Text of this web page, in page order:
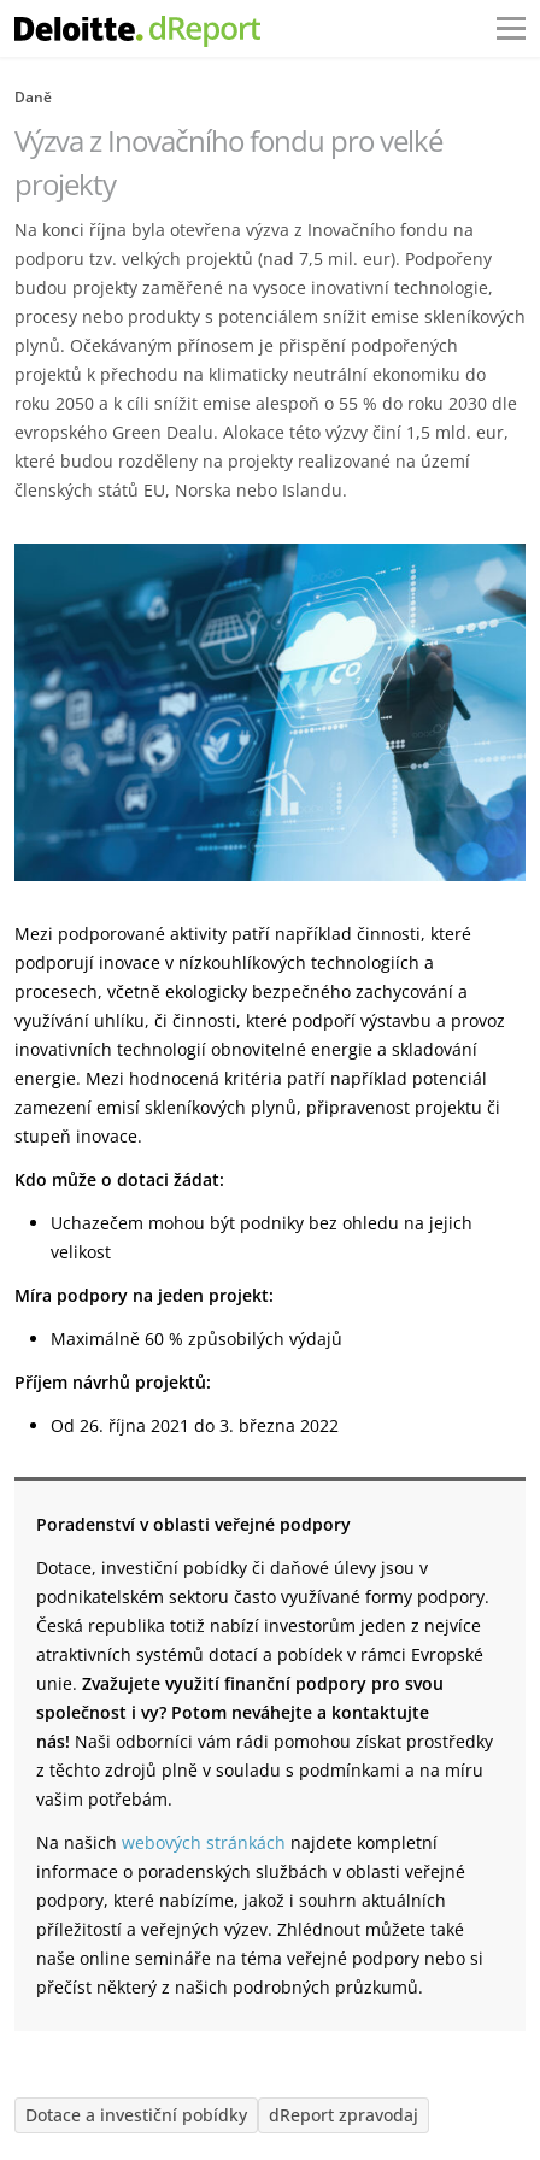
Daně
Výzva z Inovačního fondu pro velké
projekty
Na konci října byla otevřena výzva z Inovačního fondu na
podporu tzv. velkých projektů (nad 7,5 mil. eur). Podpořeny
budou projekty zaměřené na vysoce inovativní technologie,
procesy nebo produkty s potenciálem snížit emise skleníkových
plynů. Očekávaným přínosem je přispění podpořených
projektů k přechodu na klimaticky neutrální ekonomiku do
roku 2050 a k cíli snížit emise alespoň o 55 % do roku 2030 dle
evropského Green Dealu. Alokace této výzvy činí 1,5 mld. eur,
které budou rozděleny na projekty realizované na území
členských států EU, Norska nebo Islandu.
Mezi podporované aktivity patří například činnosti, které
podporují inovace v nízkouhlíkových technologiích a
procesech, včetně ekologicky bezpečného zachycování a
využívání uhlíku, či činnosti, které podpoří výstavbu a provoz
inovativních technologií obnovitelné energie a skladování
energie. Mezi hodnocená kritéria patří například potenciál
zamezení emisí skleníkových plynů, připravenost projektu či
stupeň inovace.
Kdo může o dotaci žádat:
Uchazečem mohou být podniky bez ohledu na jejich
velikost
Míra podpory na jeden projekt:
Maximálně 60 % způsobilých výdajů
Příjem návrhů projektů:
Od 26. října 2021 do 3. března 2022
Poradenství v oblasti veřejné podpory
Dotace, investiční pobídky či daňové úlevy jsou v
podnikatelském sektoru často využívané formy podpory.
Česká republika totiž nabízí investorům jeden z nejvíce
atraktivních systémů dotací a pobídek v rámci Evropské
unie. Zvažujete využití finanční podpory pro svou
společnost i vy? Potom neváhejte a kontaktujte
nás! Naši odborníci vám rádi pomohou získat prostředky
z těchto zdrojů plně v souladu s podmínkami a na míru
vašim potřebám.
Na našich webových stránkách najdete kompletní
informace o poradenských službách v oblasti veřejné
podpory, které nabízíme, jakož i souhrn aktuálních
příležitostí a veřejných výzev. Zhlédnout můžete také
naše online semináře na téma veřejné podpory nebo si
přečíst některý z našich podrobných průzkumů.
Dotace a investiční pobídky dReport zpravodaj